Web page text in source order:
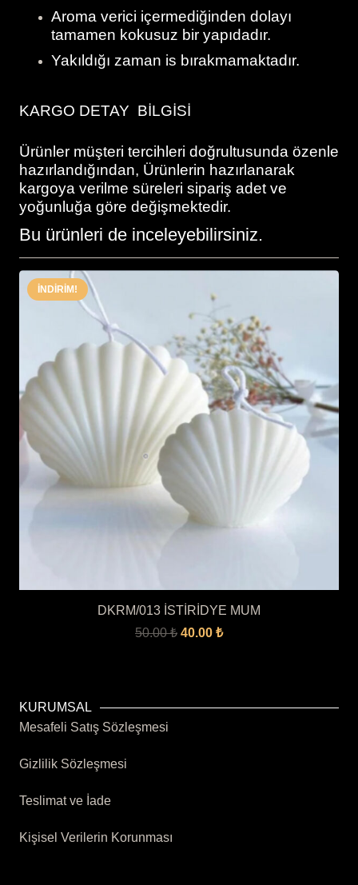
Aroma verici içermediğinden dolayı
tamamen kokusuz bir yapıdadır.
Yakıldığı zaman is bırakmamaktadır.
KARGO DETAY BİLGİSİ
Ürünler müşteri tercihleri doğrultusunda özenle
hazırlandığından, Ürünlerin hazırlanarak
kargoya verilme süreleri sipariş adet ve
yoğunluğa göre değişmektedir.
Bu ürünleri de inceleyebilirsiniz.
İNDIRIM!
DKRM/013 İSTİRİDYE MUM
50.00₺ Orijinal
40.00 ₺Şu
KURUMSAL
Mesafeli Satış Sözleşmesi
Gizlilik Sözleşmesi
Teslimat ve İade
Kişisel Verilerin Korunması